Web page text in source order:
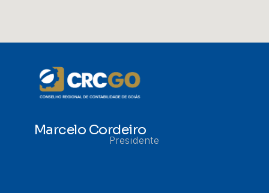
Marcelo Cordeiro
Presidente